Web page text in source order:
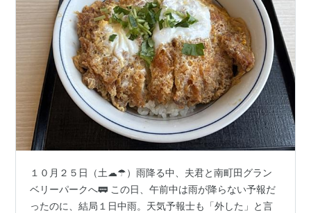
１０月２５日（土☁☂）雨降る中、夫君と南町田グラン
ベリーパークへ🚃 この日、午前中は雨が降らない予報だ
ったのに、結局１日中雨。天気予報士も「外した」と言